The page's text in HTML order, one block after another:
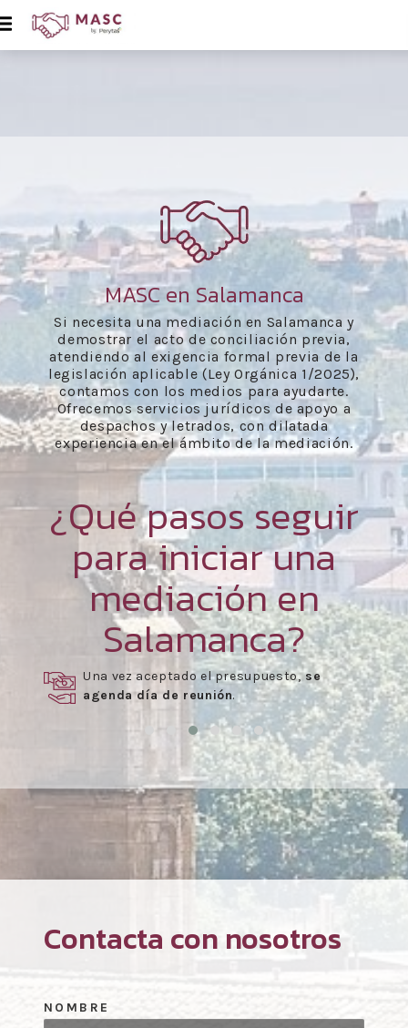
MASC en Salamanca
Si necesita una mediación en Salamanca y
demostrar el acto de conciliación previa,
atendiendo al exigencia formal previa de la
legislación aplicable (Ley Orgánica 1/2025),
contamos con los medios para ayudarte.
Ofrecemos servicios jurídicos de apoyo a
despachos y letrados, con dilatada
experiencia en el ámbito de la mediación.
¿Qué pasos seguir
para iniciar una
mediación en
Salamanca?
Una vez aceptado el presupuesto,se
agenda día de reunión.
Contacta con nosotros
NOMBRE